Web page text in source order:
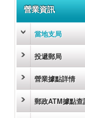
營業資訊
當地支局
投遞郵局
營業據點詳情
郵政ATM據點查